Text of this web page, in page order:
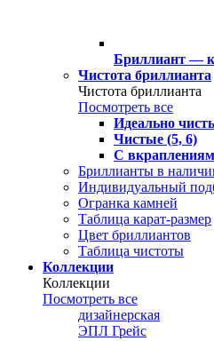
Бриллиант —
Чистота бриллианта
Чистота бриллианта
Посмотреть все
Идеально
Чистые (5, 6)
С
Бриллианты в
Индивидуальный
Огранка камней
Таблица карат-размер
Цвет бриллиантов
Таблица чистоты
Коллекции
Коллекции
Посмотреть все
дизайнерская
ЭПЛ Грейс